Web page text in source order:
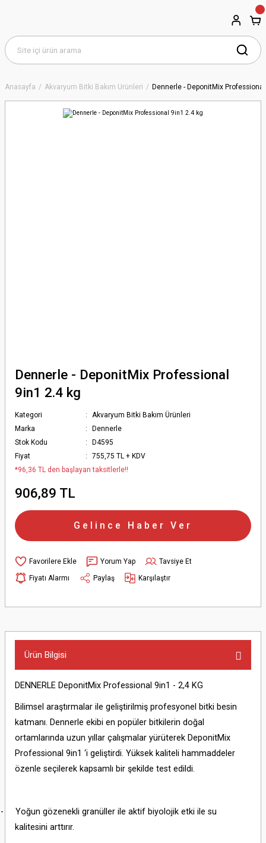
Anasayfa Akvaryum Bitki Bakım Ürünleri Dennerle - DeponitMix
Dennerle - DeponitMix Professional
9in1 2.4 kg
Kategori
Akvaryum Bitki Bakım Ürünleri
Marka
Dennerle
Stok Kodu
D4595
Fiyat
755,75 TL + KDV
*96,36 TL den başlayan taksitlerle!!
906,89 TL
Gelince Haber Ver
Yorum Yap
Tavsiye Et
Fiyatı Alarmı
Paylaş Karşılaştır
Ürün Bilgisi
DENNERLE DeponitMix Professional 9in1 - 2,4 KG
Bilimsel araştırmalar ile geliştirilmiş profesyonel bitki besin
katmanı. Dennerle ekibi en popüler bitkilerin doğal
ortamlarında uzun yıllar çalışmalar yürüterek DeponitMix
Professional 9in1 ‘i geliştirdi. Yüksek kaliteli hammaddeler
özenle seçilerek kapsamlı bir şekilde test edildi.
-
Yoğun gözenekli granüller ile aktif biyolojik etki ile su
kalitesini arttırır.